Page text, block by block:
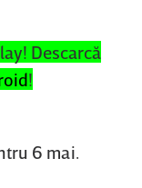
Descarcă
!
6 mai.